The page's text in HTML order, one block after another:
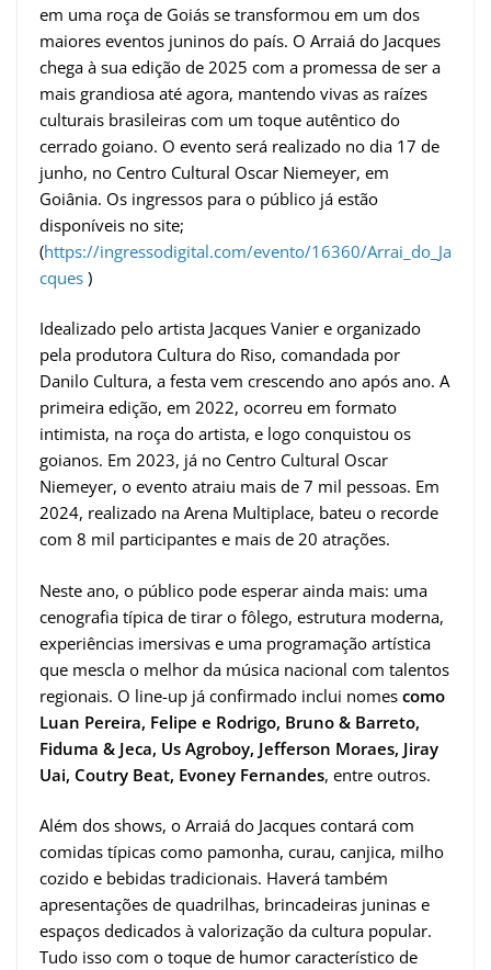
em uma roça de Goiás se transformou em um dos
maiores eventos juninos do país. O Arraiá do Jacques
chega à sua edição de 2025 com a promessa de ser a
mais grandiosa até agora, mantendo vivas as raízes
culturais brasileiras com um toque autêntico do
cerrado goiano. O evento será realizado no dia 17 de
junho, no Centro Cultural Oscar Niemeyer, em
Goiânia. Os ingressos para o público já estão
disponíveis no site;
(https://ingressodigital.com/evento/16360/Arrai_do_Ja
cques )
Idealizado pelo artista Jacques Vanier e organizado
pela produtora Cultura do Riso, comandada por
Danilo Cultura, a festa vem crescendo ano após ano. A
primeira edição, em 2022, ocorreu em formato
intimista, na roça do artista, e logo conquistou os
goianos. Em 2023, já no Centro Cultural Oscar
Niemeyer, o evento atraiu mais de 7 mil pessoas. Em
2024, realizado na Arena Multiplace, bateu o recorde
com 8 mil participantes e mais de 20 atrações.
Neste ano, o público pode esperar ainda mais: uma
cenografia típica de tirar o fôlego, estrutura moderna,
experiências imersivas e uma programação artística
que mescla o melhor da música nacional com talentos
regionais. O line-up já confirmado inclui nomes como
Luan Pereira, Felipe e Rodrigo, Bruno & Barreto,
Fiduma & Jeca, Us Agroboy, Jefferson Moraes, Jiray
Uai, Coutry Beat, Evoney Fernandes, entre outros.
Além dos shows, o Arraiá do Jacques contará com
comidas típicas como pamonha, curau, canjica, milho
cozido e bebidas tradicionais. Haverá também
apresentações de quadrilhas, brincadeiras juninas e
espaços dedicados à valorização da cultura popular.
Tudo isso com o toque de humor característico de